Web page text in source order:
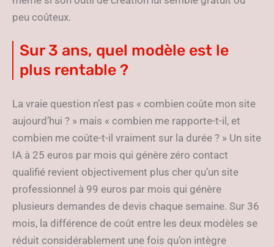
peu coûteux.
Sur 3 ans, quel modèle est le
plus rentable ?
La vraie question n’est pas « combien coûte mon site
aujourd’hui ? » mais « combien me rapporte-t-il, et
combien me coûte-t-il vraiment sur la durée ? » Un site
IA à 25 euros par mois qui génère zéro contact
qualifié revient objectivement plus cher qu’un site
professionnel à 99 euros par mois qui génère
plusieurs demandes de devis chaque semaine. Sur 36
mois, la différence de coût entre les deux modèles se
réduit considérablement une fois qu’on intègre